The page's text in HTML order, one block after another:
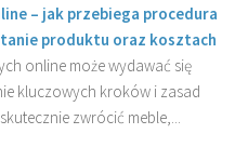
– jak przebiega procedura
produktu oraz kosztach
online może wydawać się
kluczowych kroków i zasad
zwrócić meble,...